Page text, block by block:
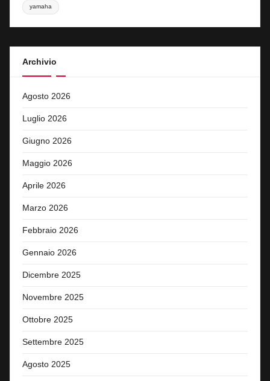
yamaha
Archivio
Agosto 2026
Luglio 2026
Giugno 2026
Maggio 2026
Aprile 2026
Marzo 2026
Febbraio 2026
Gennaio 2026
Dicembre 2025
Novembre 2025
Ottobre 2025
Settembre 2025
Agosto 2025